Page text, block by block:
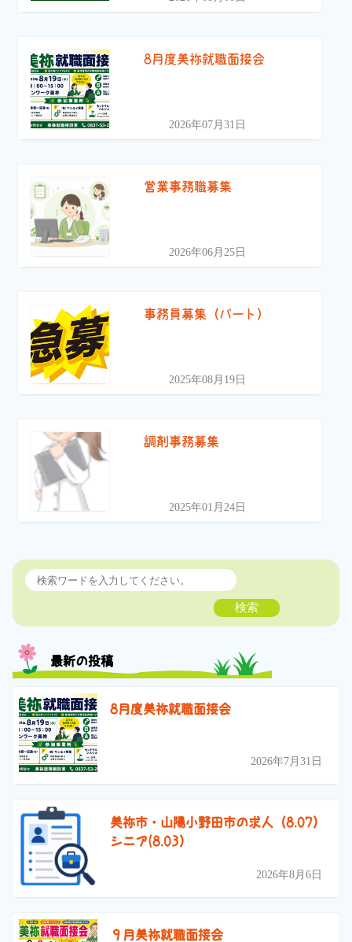
8月度美祢就職面接会
2026年07月31日
営業事務職募集
2026年06月25日
事務員募集（パート）
2025年08月19日
調剤事務募集
2025年01月24日
検索
最新の投稿
8月度美祢就職面接会
2026年7月31日
美祢市・山陽小野田市の求人（8.07）
シニア(8.03）
2026年8月6日
９月美祢就職面接会